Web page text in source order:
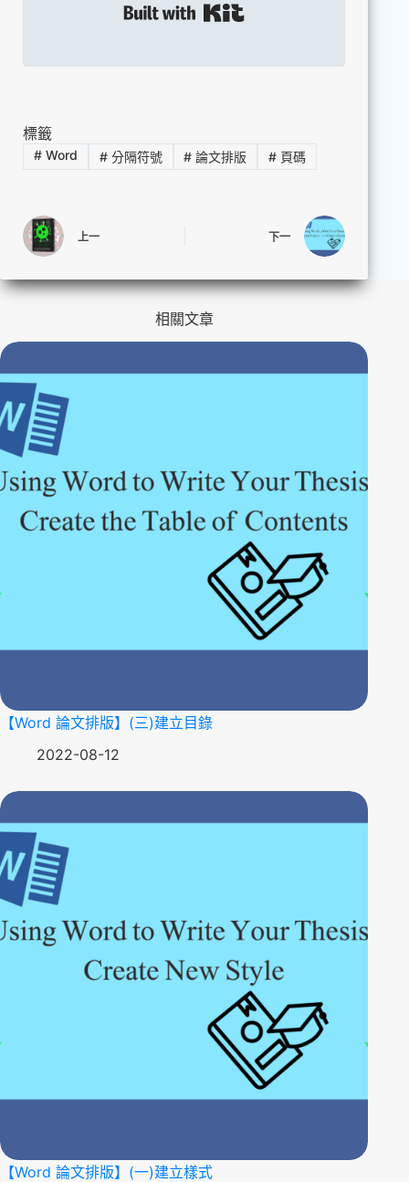
標籤
#Word #分隔符號 # 論文排版 # 頁碼
上一 下一
相關文章
【Word 論文排版】(三)建立目錄
2022-08-12
【Word 論文排版】(一)建立樣式